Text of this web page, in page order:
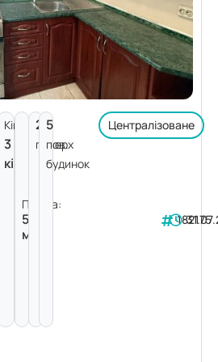
Кімнат:
3
кімнати
Площа:
52
м²
2
поверх
5
пов.
будинок
Централізоване
182175